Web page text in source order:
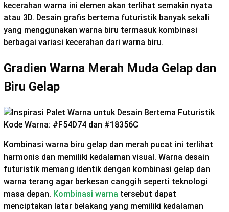
kecerahan warna ini elemen akan terlihat semakin nyata
atau 3D. Desain grafis bertema futuristik banyak sekali
yang menggunakan warna biru termasuk kombinasi
berbagai variasi kecerahan dari warna biru.
Gradien Warna Merah Muda Gelap dan
Biru Gelap
Kode Warna: #F54D74 dan #18356C
Kombinasi warna biru gelap dan merah pucat ini terlihat
harmonis dan memiliki kedalaman visual. Warna desain
futuristik memang identik dengan kombinasi gelap dan
warna terang agar berkesan canggih seperti teknologi
masa depan. Kombinasi warna tersebut dapat
menciptakan latar belakang yang memiliki kedalaman